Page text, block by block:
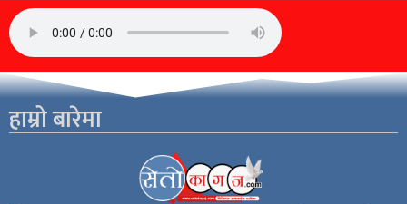
हाम्रो बारेमा